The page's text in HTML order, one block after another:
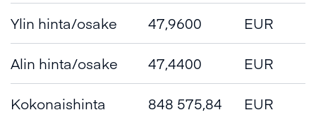
Ylin hinta/osake 47,9600 EUR
Alin hinta/osake 47,4400 EUR
Kokonaishinta 848 575,84 EUR